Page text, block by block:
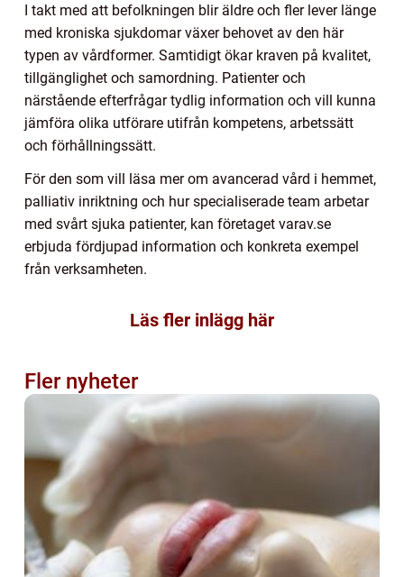
I takt med att befolkningen blir äldre och fler lever länge
med kroniska sjukdomar växer behovet av den här
typen av vårdformer. Samtidigt ökar kraven på kvalitet,
tillgänglighet och samordning. Patienter och
närstående efterfrågar tydlig information och vill kunna
jämföra olika utförare utifrån kompetens, arbetssätt
och förhållningssätt.
För den som vill läsa mer om avancerad vård i hemmet,
palliativ inriktning och hur specialiserade team arbetar
med svårt sjuka patienter, kan företaget varav.se
erbjuda fördjupad information och konkreta exempel
från verksamheten.
Läs fler inlägg här
Fler nyheter